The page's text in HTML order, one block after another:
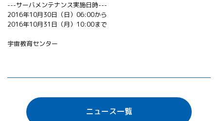
All 分科会
APRSAF宇宙
教育 for All
スト
ISEB（国際
---サーバメンテナンス実施日時---
2016年10月30日（日）06:00から
2016年10月31日（月）10:00まで
宇宙教育センター
ニュース一覧